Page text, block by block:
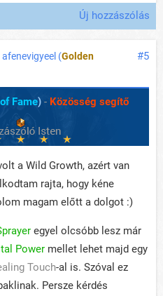
Új hozzászólás
#5
afenevigyeel (Golden
Fame)- Közösség segítő
a Wild Growth, azért van
rajta, hogy kéne
magam előtt a dolgot :)
egyel olcsóbb lesz már
Power mellet lehet majd egy
Touch-al is. Szóval ez
Persze kérdés